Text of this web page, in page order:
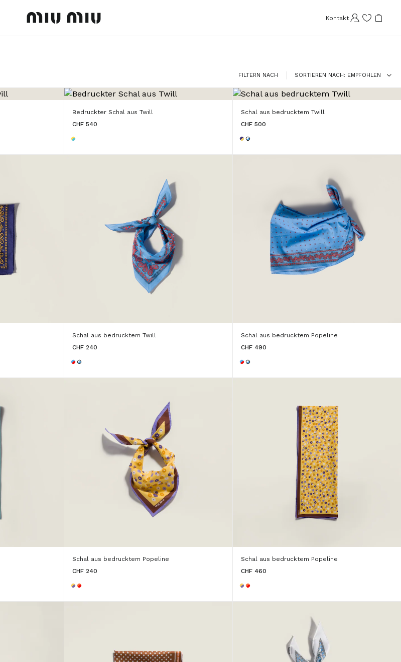
Kontakt
FILTERN NACH SORTIEREN NACH EMPFOHLEN
Bedruckter Schal aus Twill
CHF 540
Schal aus bedrucktem Twill
CHF 500
Schal aus bedrucktem Twill
CHF 240
Schal aus bedrucktem Popeline
CHF 490
Schal aus bedrucktem Popeline
CHF 240
Schal aus bedrucktem Popeline
CHF 460